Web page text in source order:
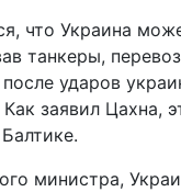
что Украина
танкеры,
ударов
заявил Цахна,
министра,